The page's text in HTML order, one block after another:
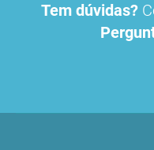
Tem dúvidas?